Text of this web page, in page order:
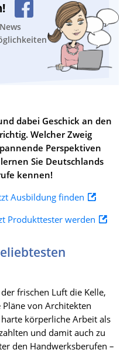
dabei Geschick an den
Welcher Zweig
Perspektiven
Sie Deutschlands
kennen!
Ausbildung finden
Produkttester werden
frischen Luft die Kelle,
von Architekten
körperliche Arbeit als
und damit auch zu
den Handwerksberufen –